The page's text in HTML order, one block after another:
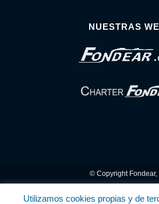
NUESTRAS
© Copyright Fondear,
Aunque se consideran exactas, declinamos
Utilizamos cookies propias y de